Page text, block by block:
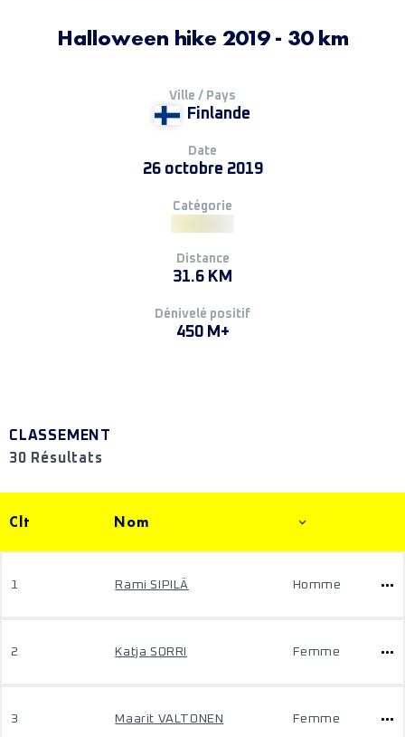
Halloween hike 2019 - 30 km
Ville / Pays
Finlande
Date
26 octobre 2019
Catégorie
Distance
31.6 KM
Dénivelé positif
450 M+
CLASSEMENT
30 Résultats
Clt Nom
1 Rami SIPILÄ Homme
2 Katja SORRI Femme
3 Maarit VALTONEN Femme